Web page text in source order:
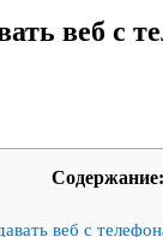
веб с
Содержание:
веб с